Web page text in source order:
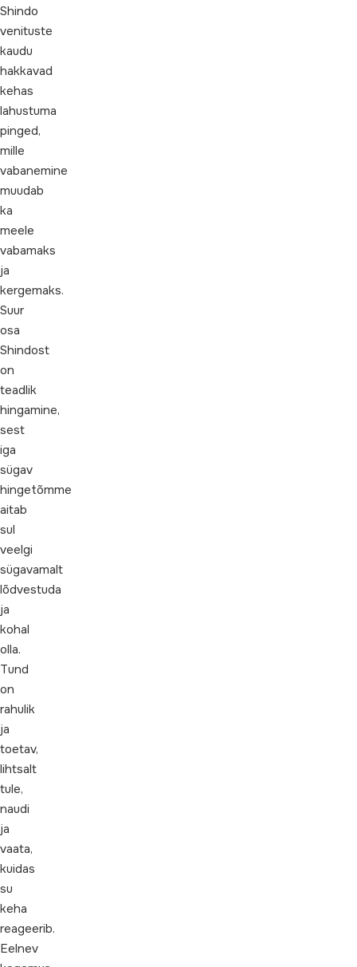
Shindo
venituste
kaudu
hakkavad
kehas
lahustuma
pinged,
mille
vabanemine
muudab
ka
meele
vabamaks
ja
kergemaks.
Suur
osa
Shindost
on
teadlik
hingamine,
sest
iga
sügav
hingetõmme
aitab
sul
veelgi
sügavamalt
lõdvestuda
ja
kohal
olla.
Tund
on
rahulik
ja
toetav,
lihtsalt
tule,
naudi
ja
vaata,
kuidas
su
keha
reageerib.
Eelnev